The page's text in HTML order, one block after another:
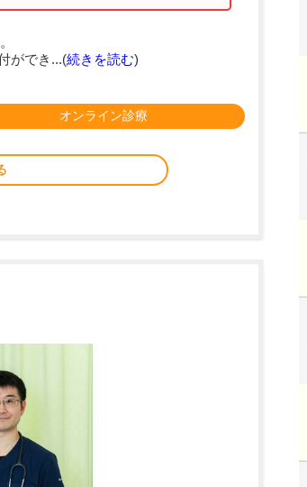
ができ...(続きを読む)
オンライン診療